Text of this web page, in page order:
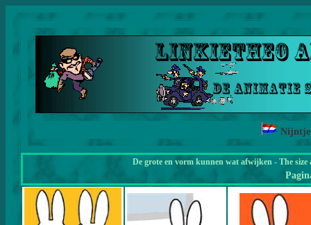
Nijntje
De grote en vorm kunnen wat afwijken - The